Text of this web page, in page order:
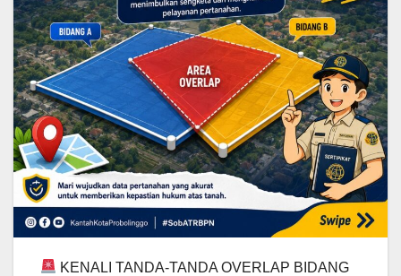
KENALI TANDA-TANDA OVERLAP BIDANG